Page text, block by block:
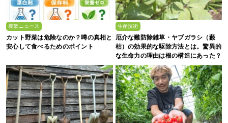
農業ニュース
カット野菜は危険なのか？噂の真相と
安心して食べるためのポイント
生産技術
厄介な難防除雑草・ヤブガラシ（藪
枯）の効果的な駆除方法とは。驚異的
な生命力の理由は根の構造にあった？